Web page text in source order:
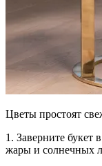
Цветы простоят
1. Заверните букет
жары и солнечных